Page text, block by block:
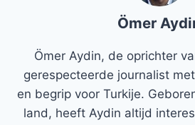
Ömer
Ömer Aydin, de oprichter
gerespecteerde journalist
en begrip voor Turkije.
land, heeft Aydin altijd